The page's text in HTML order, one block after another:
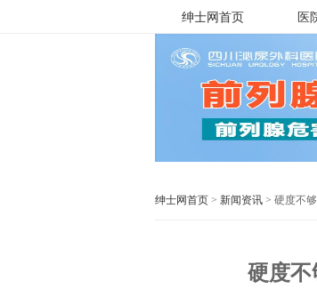
绅士网首页 医
绅士网首页 > 新闻资讯 > 硬度不
硬度不